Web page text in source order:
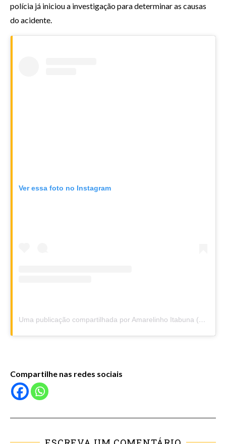
polícia já iniciou a investigação para determinar as causas
do acidente.
Ver essa foto no Instagram
Uma publicação compartilhada por Amarelinho Itabuna (@amarelinhoitabuna)
Compartilhe nas redes sociais